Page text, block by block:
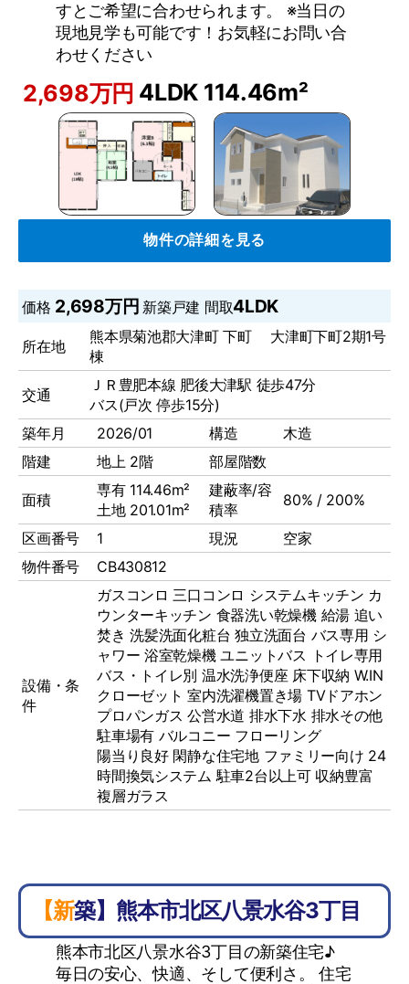
すとご希望に合わせられます。 ※当日の
現地見学も可能です！お気軽にお問い合
わせください
2,698万円 4LDK 114.46m²
物件の詳細を見る
価格 2,698万円 新築戸建 間取4LDK
所在地
熊本県菊池郡大津町 下町 大津町下町2期1号
棟
交通
ＪＲ豊肥本線 肥後大津駅 徒歩47分
バス(戸次 停歩15分)
築年月
2026/01 構造
木造
階建
地上 2階 部屋階数
面積
専有 114.46m²
土地 201.01m²
建蔽率/容
積率
80% / 200%
区画番号 1 現況
空家
物件番号
CB430812
設備・条
件
ガスコンロ 三口コンロ システムキッチン カ
ウンターキッチン 食器洗い乾燥機 給湯 追い
焚き 洗髪洗面化粧台 独立洗面台 バス専用 シ
ャワー 浴室乾燥機 ユニットバス トイレ専用
バス・トイレ別 温水洗浄便座 床下収納 W.IN
クローゼット 室内洗濯機置き場 TVドアホン
プロパンガス 公営水道 排水下水 排水その他
駐車場有 バルコニー フローリング
陽当り良好 閑静な住宅地 ファミリー向け 24
時間換気システム 駐車2台以上可 収納豊富
複層ガラス
【新築】熊本市北区八景水谷3丁目
熊本市北区八景水谷3丁目の新築住宅♪
毎日の安心、快適、そして便利さ。 住宅